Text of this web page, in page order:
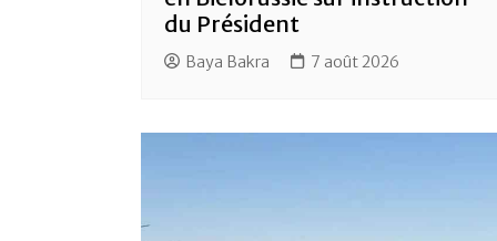
du Président
Baya Bakra 7 août 2026